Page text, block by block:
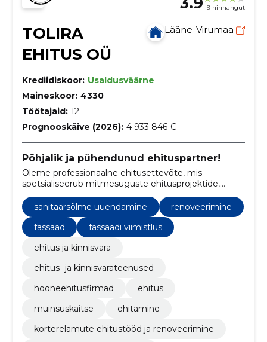
9 hinnangut
TOLIRA
EHITUS OÜ
Lääne-Virumaa
Krediidiskoor: Usaldusväärne
Maineskoor: 4330
Töötajaid: 12
Prognooskäive (2026): 4 933 846 €
Põhjalik ja pühendunud ehituspartner!
Oleme professionaalne ehitusettevõte, mis
spetsialiseerub mitmesuguste ehitusprojektide,
sealhulgas korterelamute renoveerimistööde,
ühiskondlike hoonete ehitustööde ja tööstus- ning
laohoonete ehitustööde teostamisel.
sanitaarsõlme uuendamine
renoveerimine
fassaad
fassaadi viimistlus
ehitus ja kinnisvara
ehitus- ja kinnisvarateenused
hooneehitusfirmad
ehitus
muinsuskaitse
ehitamine
korterelamute ehitustööd ja renoveerimine